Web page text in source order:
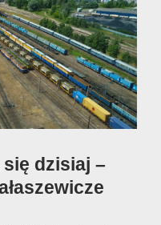
się dzisiaj –